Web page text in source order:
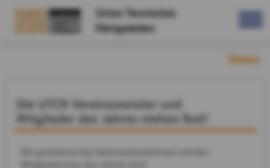
Union Tennisclub
Königstetten
News
Die UTCK Vereinsmeister und
Mitglieder des Jahres stehen fest!